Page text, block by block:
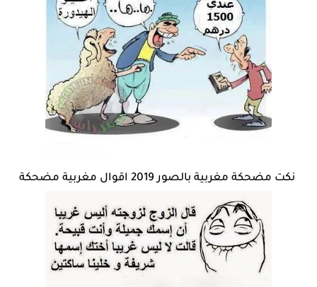
نكت مضحكة مغربية بالصور 2019 اقوال مغربية مضحكة